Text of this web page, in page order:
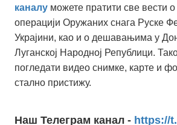
каналу можете пратити све вести о
операцији Оружаних снага Руске
Украјини, као и о дешавањима у
Луганској Народној Републици.
погледати видео снимке, карте и
стално пристижу.
Наш Телеграм канал - https://